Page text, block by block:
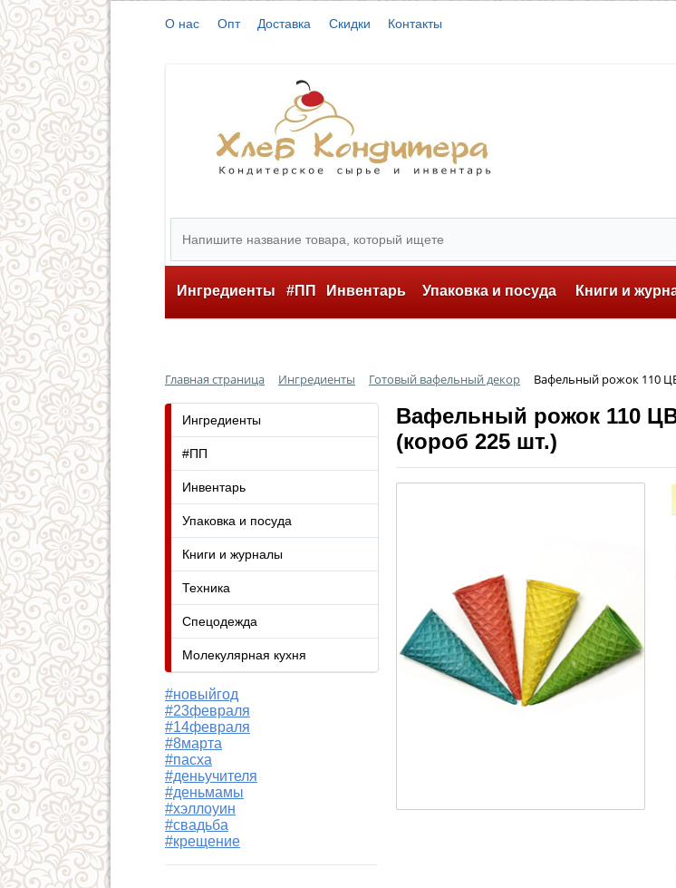
О нас Опт Доставка Скидки Контакты
Ингредиенты #ПП Инвентарь Упаковка и посуда Книги и
Главная страница Ингредиенты Готовый вафельный декор Вафельный рожок 110
Вафельный рожок 110
(короб 225 шт.)
Ингредиенты
#ПП
Инвентарь
Упаковка и посуда
Книги и журналы
Техника
Спецодежда
Молекулярная кухня
#новыйгод
#23февраля
#14февраля
#8марта
#пасха
#деньучителя
#деньмамы
#хэллоуин
#свадьба
#крещение